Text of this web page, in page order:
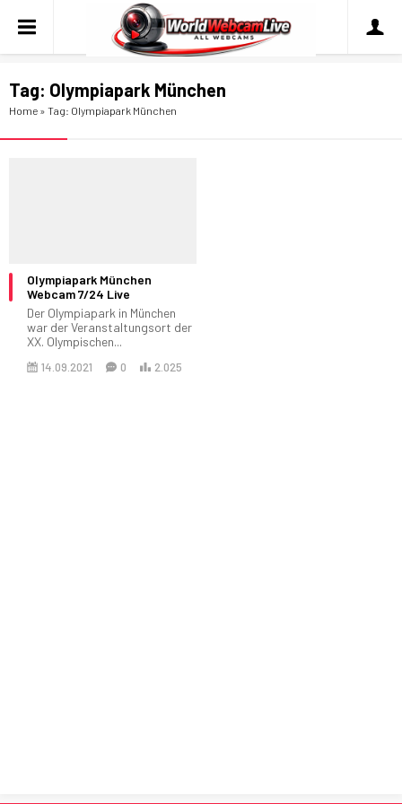
Tag: Olympiapark München
Home » Tag: Olympiapark München
Olympiapark München
Webcam 7/24 Live
Der Olympiapark in München
war der Veranstaltungsort der
XX. Olympischen...
14.09.2021 0 2.025